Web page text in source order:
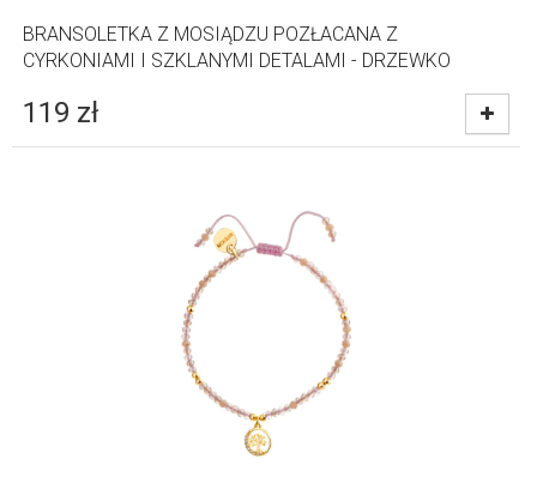
BRANSOLETKA Z MOSIĄDZU POZŁACANA Z
CYRKONIAMI I SZKLANYMI DETALAMI - DRZEWKO
119 zł